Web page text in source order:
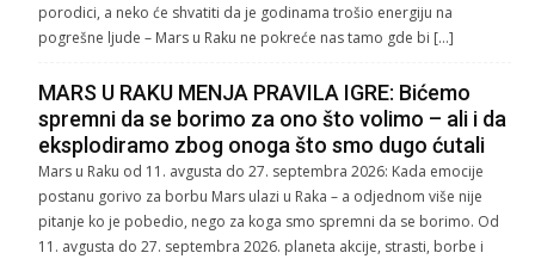
porodici, a neko će shvatiti da je godinama trošio energiju na
pogrešne ljude – Mars u Raku ne pokreće nas tamo gde bi […]
MARS U RAKU MENJA PRAVILA IGRE: Bićemo
spremni da se borimo za ono što volimo – ali i da
eksplodiramo zbog onoga što smo dugo ćutali
Mars u Raku od 11. avgusta do 27. septembra 2026: Kada emocije
postanu gorivo za borbu Mars ulazi u Raka – a odjednom više nije
pitanje ko je pobedio, nego za koga smo spremni da se borimo. Od
11. avgusta do 27. septembra 2026. planeta akcije, strasti, borbe i